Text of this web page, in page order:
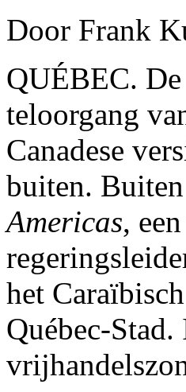
Door Frank
QUÉBEC.
teloorgang
Canadese
buiten.
Americas,
het
Québec-